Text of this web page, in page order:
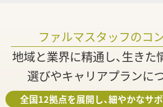
ファルマスタッフのコ
地域と業界に精通し、生き
選びやキャリアプランに
全国12拠点を展開し、細やかなサ